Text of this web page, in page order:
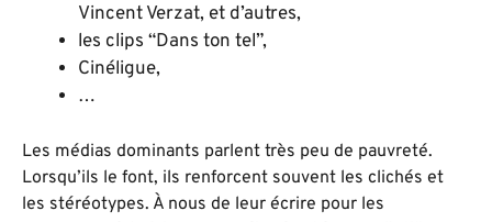
Vincent Verzat, et d’autres,
les clips “Dans ton tel”,
Cinéligue,
…
Les médias dominants parlent très peu de pauvreté.
Lorsqu’ils le font, ils renforcent souvent les clichés et
les stéréotypes. À nous de leur écrire pour les